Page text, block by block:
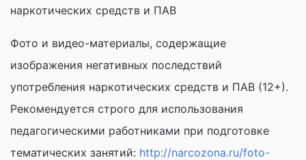
наркотических средств и ПАВ
Фото и видео-материалы, содержащие
изображения негативных последствий
употребления наркотических средств и ПАВ (12+).
Рекомендуется строго для использования
педагогическими работниками при подготовке
тематических занятий: http://narcozona.ru/foto-